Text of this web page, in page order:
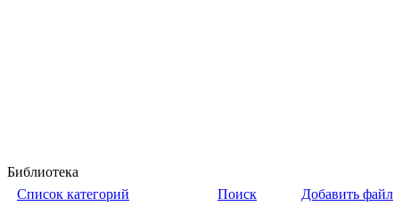
Библиотека
Список категорий
Поиск Добавить файл